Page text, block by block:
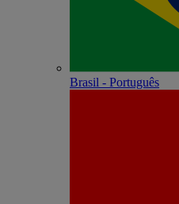
Brasil - Português